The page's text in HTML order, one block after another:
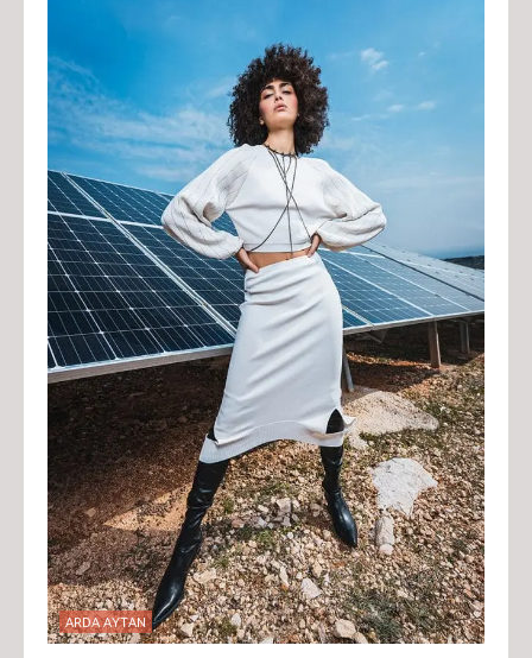
ARDA AYTAN